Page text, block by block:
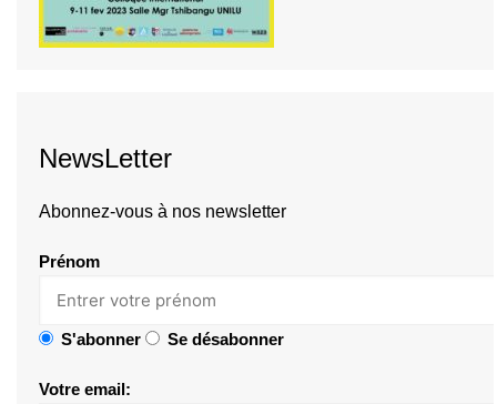
NewsLetter
Abonnez-vous à nos newsletter
Prénom
S'abonner Se désabonner
Votre email: